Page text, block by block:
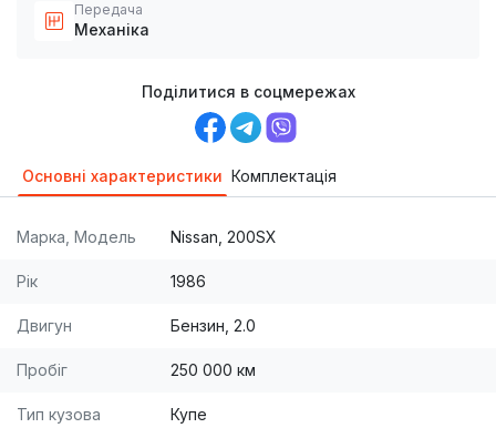
Передача
Механіка
Поділитися в соцмережах
Основні характеристики Комплектація
Марка, Модель Nissan, 200SX
Рік 1986
Двигун Бензин, 2.0
Пробіг 250 000 км
Тип кузова Купе